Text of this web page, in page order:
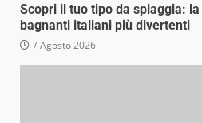
Scopri il tuo tipo da spiaggia:
bagnanti italiani più divertenti
7 Agosto 2026